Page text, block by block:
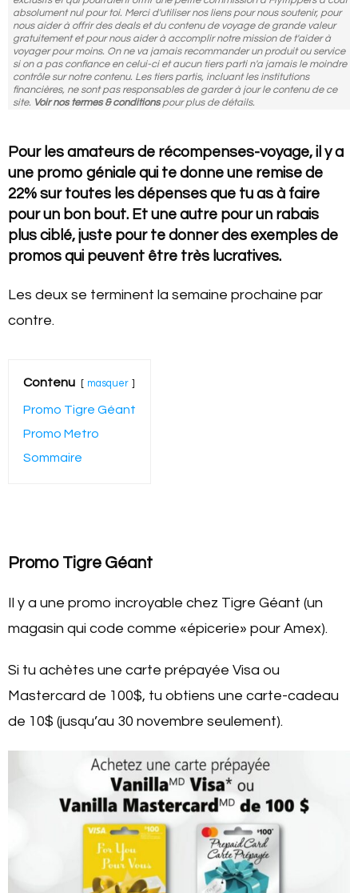
absolument nul pour toi. Merci d'utiliser nos liens pour nous soutenir, pour
nous aider à offrir des deals et du contenu de voyage de grande valeur
gratuitement et pour nous aider à accomplir notre mission de t'aider à
voyager pour moins. On ne va jamais recommander un produit ou service
si on a pas confiance en celui-ci et aucun tiers parti n'a jamais le moindre
contrôle sur notre contenu. Les tiers partis, incluant les institutions
financières, ne sont pas responsables de garder à jour le contenu de ce
site. Voir nos termes & conditionspour plus de détails.
Pour les amateurs de récompenses-voyage, il y a
une promo géniale qui te donne une remise de
22% sur toutes les dépenses que tu as à faire
pour un bon bout. Et une autre pour un rabais
plus ciblé, juste pour te donner des exemples de
promos qui peuvent être très lucratives.
Les deux se terminent la semaine prochaine par
contre.
Contenu masquer
Promo Tigre Géant
Promo Metro
Sommaire
Promo Tigre Géant
Il y a une promo incroyable chez Tigre Géant (un
magasin qui code comme «épicerie» pour Amex).
Si tu achètes une carte prépayée Visa ou
Mastercard de 100$, tu obtiens une carte-cadeau
de 10$ (jusqu’au 30 novembre seulement).